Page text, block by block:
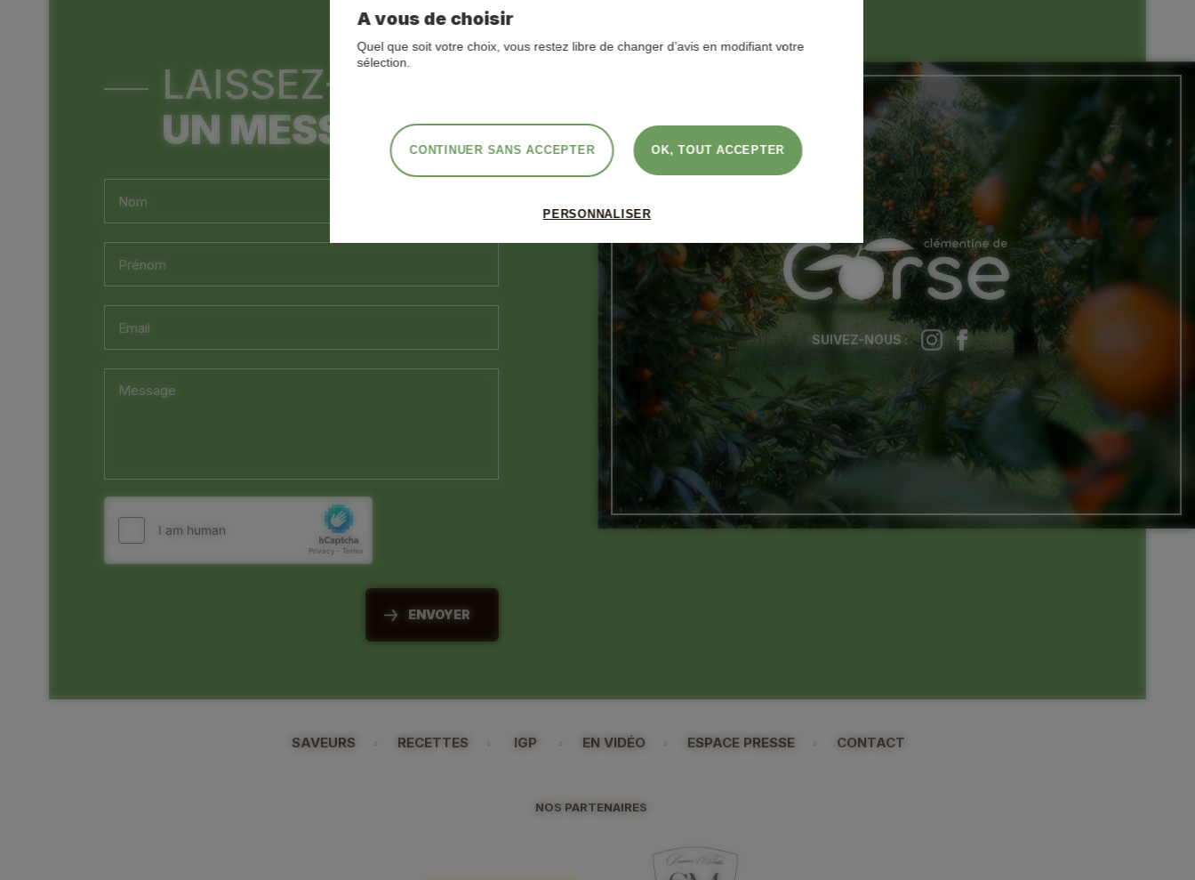
LAISSEZ-NOUS
UN MESSAGE
Nom(Nécessaire)
Prénom(Nécessaire)
Email(Nécessaire)
Message(Nécessaire)
hCaptcha(Nécessaire)
SUIVEZ-NOUS :
LA
CLÉMENTINE
SUR
INSTAGRAM
LA
CLÉMENTINE
FACEBOOK
SAVEURS RECETTES IGP EN VIDÉO ESPACE PRESSE CONTACT
NOS PARTENAIRES
A vous de choisir
Quel que soit votre choix, vous restez libre de changer d’avis en modifiant votre
sélection.
OK, TOUT ACCEPTER
CONTINUER SANS ACCEPTER
PERSONNALISER